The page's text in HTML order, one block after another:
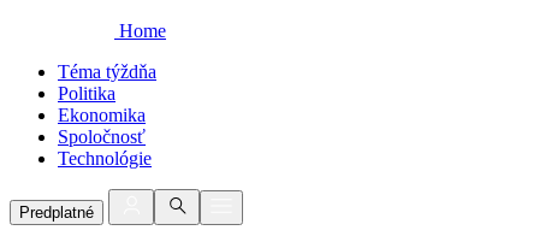
Home
Téma týždňa
Politika
Ekonomika
Spoločnosť
Technológie
Predplatné